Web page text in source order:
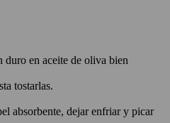
duro en aceite de oliva bien
tostarlas.
absorbente, dejar enfriar y picar